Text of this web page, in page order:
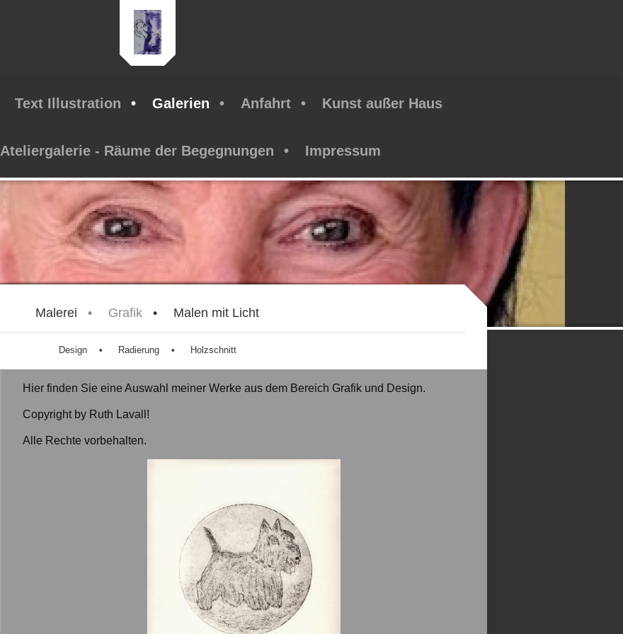
Text Illustration Galerien Anfahrt Kunst außer Haus
Ateliergalerie - Räume der Begegnungen Impressum
Malerei Grafik Malen mit Licht
Design Radierung Holzschnitt
Hier finden Sie eine Auswahl meiner Werke aus dem Bereich Grafik und Design.
Copyright by Ruth Lavall!
Alle Rechte vorbehalten.